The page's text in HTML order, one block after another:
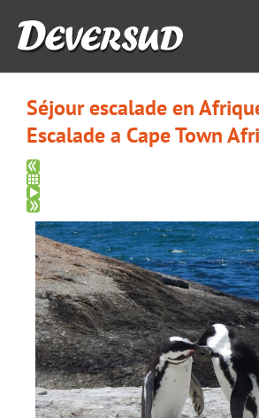
Séjour escalade en
Escalade a Cape Town